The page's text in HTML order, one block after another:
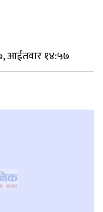
आईतवार १४:५७